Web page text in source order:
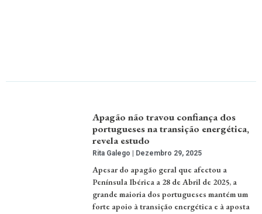
Apagão não travou confiança dos
portugueses na transição energética,
revela estudo
Rita Galego Dezembro 29, 2025
Apesar do apagão geral que afectou a
Península Ibérica a 28 de Abril de 2025, a
grande maioria dos portugueses mantém um
forte apoio à transição energética e à aposta